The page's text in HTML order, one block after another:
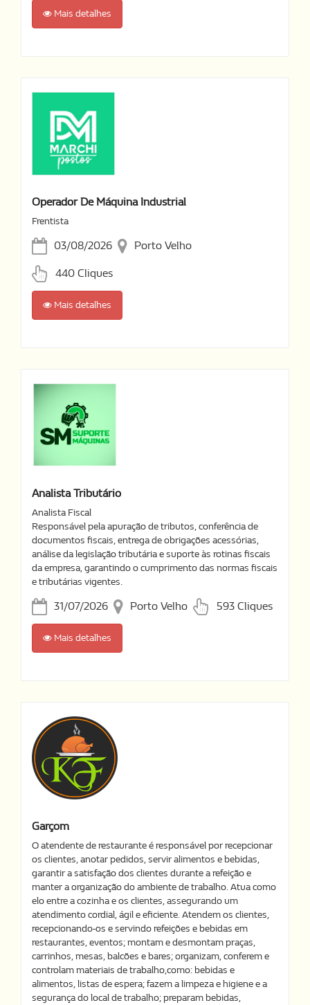
Mais detalhes
Operador De Máquina Industrial
Frentista
03/08/2026 Porto Velho
440 Cliques
Mais detalhes
Analista Tributário
Analista Fiscal
Responsável pela apuração de tributos, conferência de
documentos fiscais, entrega de obrigações acessórias,
análise da legislação tributária e suporte às rotinas fiscais
da empresa, garantindo o cumprimento das normas fiscais
e tributárias vigentes.
31/07/2026 Porto Velho 593 Cliques
Mais detalhes
Garçom
O atendente de restaurante é responsável por recepcionar
os clientes, anotar pedidos, servir alimentos e bebidas,
garantir a satisfação dos clientes durante a refeição e
manter a organização do ambiente de trabalho. Atua como
elo entre a cozinha e os clientes, assegurando um
atendimento cordial, ágil e eficiente. Atendem os clientes,
recepcionando-os e servindo refeições e bebidas em
restaurantes, eventos; montam e desmontam praças,
carrinhos, mesas, balcões e bares; organizam, conferem e
controlam materiais de trabalho,como: bebidas e
alimentos, listas de espera; fazem a limpeza e higiene e a
segurança do local de trabalho; preparam bebidas,